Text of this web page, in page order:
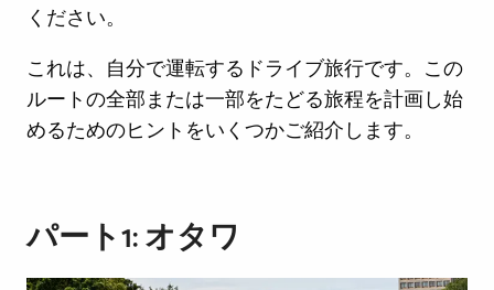
ください。
これは、自分で運転するドライブ旅行です。この
ルートの全部または一部をたどる旅程を計画し始
めるためのヒントをいくつかご紹介します。
パート1: オタワ